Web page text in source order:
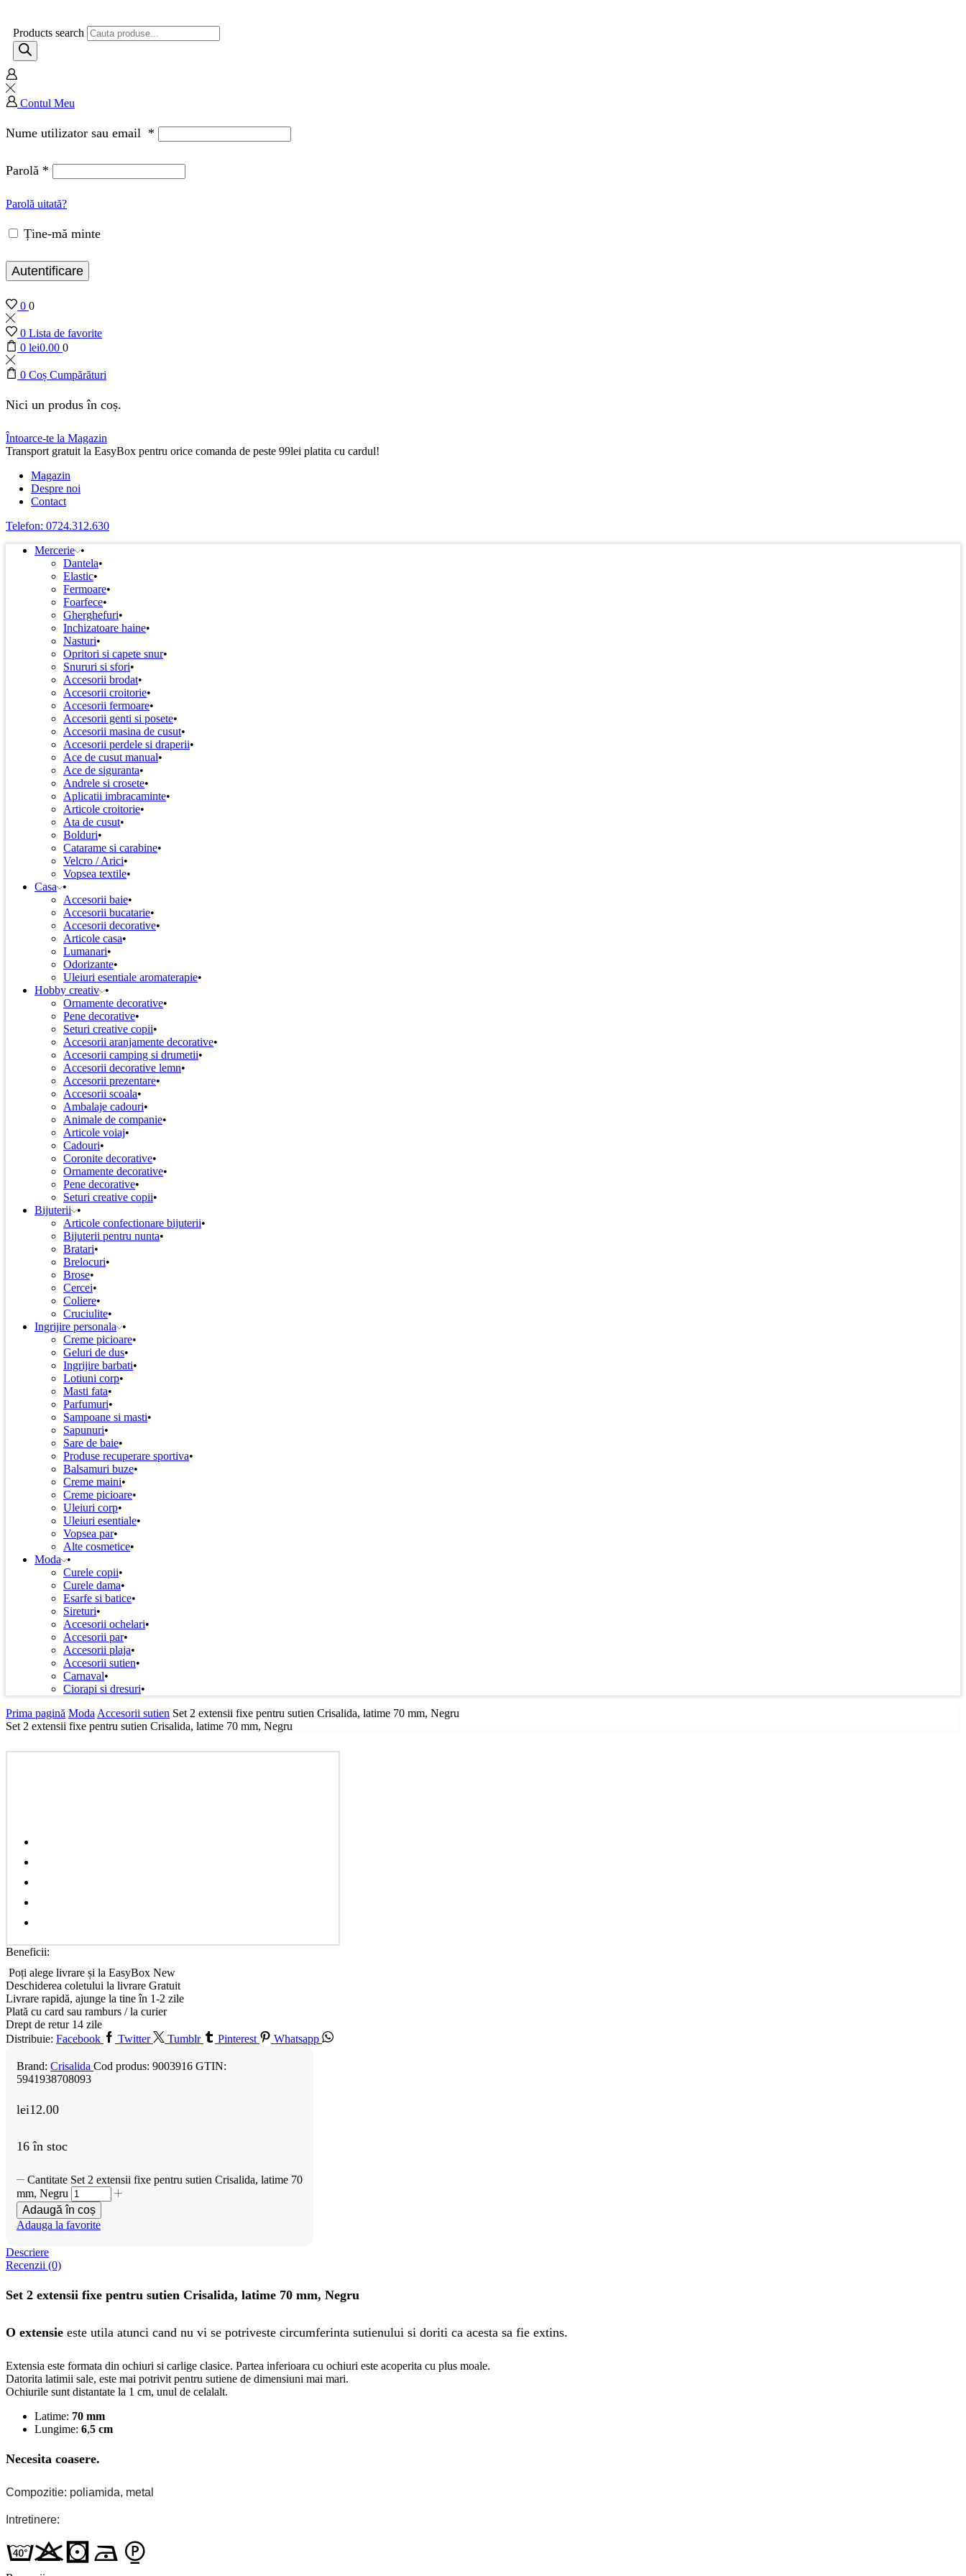
Products search
Contul Meu
Nume utilizator sau email *
Parolă *
Parolă uitată?
Ține-mă minte
Autentificare
0 0
0 Lista de favorite
0 lei0.00 0
0 Coș Cumpărături
Nici un produs în coș.
Întoarce-te la Magazin
Transport gratuit la EasyBox pentru orice comanda de peste 99lei platita cu cardul!
Magazin
Despre noi
Contact
Telefon: 0724.312.630
Mercerie
Dantela
Elastic
Fermoare
Foarfece
Gherghefuri
Inchizatoare haine
Nasturi
Opritori si capete snur
Snururi si sfori
Accesorii brodat
Accesorii croitorie
Accesorii fermoare
Accesorii genti si posete
Accesorii masina de cusut
Accesorii perdele si draperii
Ace de cusut manual
Ace de siguranta
Andrele si crosete
Aplicatii imbracaminte
Articole croitorie
Ata de cusut
Bolduri
Catarame si carabine
Velcro / Arici
Vopsea textile
Casa
Accesorii baie
Accesorii bucatarie
Accesorii decorative
Articole casa
Lumanari
Odorizante
Uleiuri esentiale aromaterapie
Hobby creativ
Ornamente decorative
Pene decorative
Seturi creative copii
Accesorii aranjamente decorative
Accesorii camping si drumetii
Accesorii decorative lemn
Accesorii prezentare
Accesorii scoala
Ambalaje cadouri
Animale de companie
Articole voiaj
Cadouri
Coronite decorative
Ornamente decorative
Pene decorative
Seturi creative copii
Bijuterii
Articole confectionare bijuterii
Bijuterii pentru nunta
Bratari
Brelocuri
Brose
Cercei
Coliere
Cruciulite
Ingrijire personala
Creme picioare
Geluri de dus
Ingrijire barbati
Lotiuni corp
Masti fata
Parfumuri
Sampoane si masti
Sapunuri
Sare de baie
Produse recuperare sportiva
Balsamuri buze
Creme maini
Creme picioare
Uleiuri corp
Uleiuri esentiale
Vopsea par
Alte cosmetice
Moda
Curele copii
Curele dama
Esarfe si batice
Sireturi
Accesorii ochelari
Accesorii par
Accesorii plaja
Accesorii sutien
Carnaval
Ciorapi si dresuri
Prima pagină Moda Accesorii sutien Set 2 extensii fixe pentru sutien Crisalida, latime 70 mm, Negru
Set 2 extensii fixe pentru sutien Crisalida, latime 70 mm, Negru
Beneficii:
Poți alege livrare și la EasyBox New
Deschiderea coletului la livrare Gratuit
Livrare rapidă, ajunge la tine în 1-2 zile
Plată cu card sau ramburs / la curier
Drept de retur 14 zile
Distribuie: Facebook Twitter Tumblr Pinterest Whatsapp
Brand: Crisalida Cod produs: 9003916 GTIN:
5941938708093
lei12.00
16 în stoc
Cantitate Set 2 extensii fixe pentru sutien Crisalida, latime 70
mm, Negru
Adaugă în coș
Adauga la favorite
Descriere
Recenzii (0)
Set 2 extensii fixe pentru sutien Crisalida, latime 70 mm, Negru
O extensie este utila atunci cand nu vi se potriveste circumferinta sutienului si doriti ca acesta sa fie extins.
Extensia este formata din ochiuri si carlige clasice. Partea inferioara cu ochiuri este acoperita cu plus moale.
Datorita latimii sale, este mai potrivit pentru sutiene de dimensiuni mai mari.
Ochiurile sunt distantate la 1 cm, unul de celalalt.
Latime: 70 mm
Lungime: 6,5 cm
Necesita coasere.
Compozitie: poliamida, metal
Intretinere: